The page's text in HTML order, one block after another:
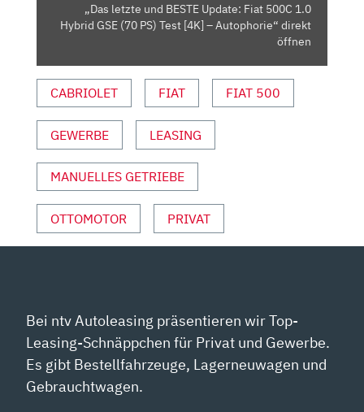
TEST
[4K]
–
AUTOPHORIE“
YOUTUBE
ANZEIGEN
„Das letzte und BESTE Update: Fiat 500C 1.0
Hybrid GSE (70 PS) Test [4K] – Autophorie“ direkt
öffnen
CABRIOLET FIAT FIAT 500
GEWERBE LEASING
MANUELLES GETRIEBE
OTTOMOTOR PRIVAT
Bei ntv Autoleasing präsentieren wir Top-
Leasing-Schnäppchen für Privat und Gewerbe.
Es gibt Bestellfahrzeuge, Lagerneuwagen und
Gebrauchtwagen.